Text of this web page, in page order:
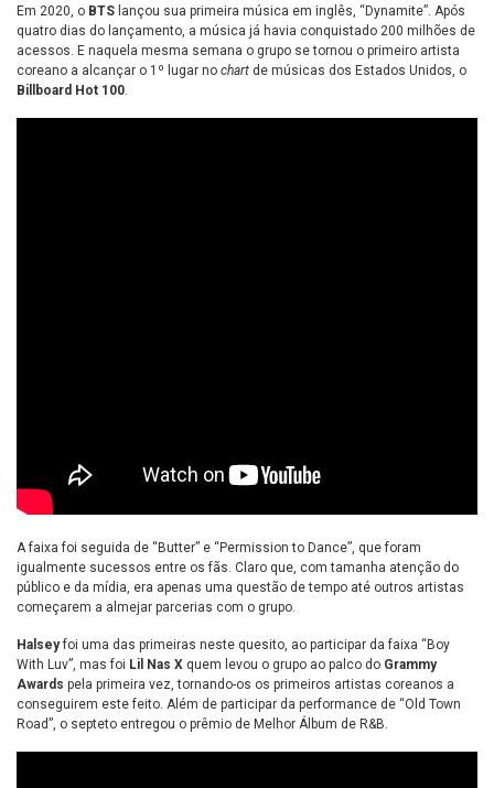
Em 2020, o BTS lançou sua primeira música em inglês, “Dynamite”. Após
quatro dias do lançamento, a música já havia conquistado 200 milhões de
acessos. E naquela mesma semana o grupo se tornou o primeiro artista
coreano a alcançar o 1º lugar no chart de músicas dos Estados Unidos, o
Billboard Hot 100.
A faixa foi seguida de “Butter” e “Permission to Dance”, que foram
igualmente sucessos entre os fãs. Claro que, com tamanha atenção do
público e da mídia, era apenas uma questão de tempo até outros artistas
começarem a almejar parcerias com o grupo.
Halseyfoi uma das primeiras neste quesito, ao participar da faixa “Boy
With Luv”, mas foi Lil Nas X quem levou o grupo ao palco do Grammy
Awards pela primeira vez, tornando-os os primeiros artistas coreanos a
conseguirem este feito. Além de participar da performance de “Old Town
Road”, o septeto entregou o prêmio de Melhor Álbum de R&B.